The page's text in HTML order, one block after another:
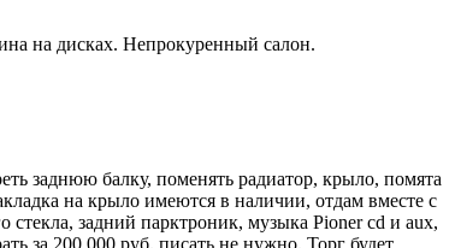
на дисках. Непрокуренный салон.
заднюю балку, поменять радиатор, крыло, помята
на крыло имеются в наличии, отдам вместе с
задний парктроник, музыка Pioner cd и aux,
за 200 000 руб. писать не нужно. Торг будет